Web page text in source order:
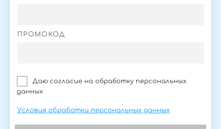
ПРОМОКОД
Даю согласие на обработку персональных
данных
Условия обработки персональных данных